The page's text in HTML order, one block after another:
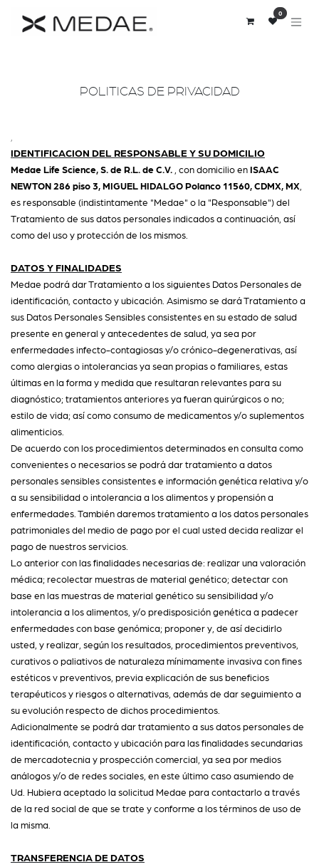
0
POLITICAS DE PRIVACIDAD
IDENTIFICACION DEL RESPONSABLE Y SU DOMICILIO
Medae Life Science, S. de R.L. de C.V.
, con domicilio enISAAC
NEWTON 286 piso 3, MIGUEL HIDALGO Polanco 11560, CDMX, MX
es responsable (indistintamente "Medae" o la "Responsable") del
Tratamiento de sus datos personales indicados a continuación, así
como del uso y protección de los mismos.
DATOS Y FINALIDADES
Medae podrá dar Tratamiento a los siguientes Datos Personales de
identificación, contacto y ubicación. Asimismo se dará Tratamiento a
sus Datos Personales Sensibles consistentes en su estado de salud
presente en general y antecedentes de salud, ya sea por
enfermedades infecto-contagiosas y/o crónico-degenerativas, así
como alergias o intolerancias ya sean propias o familiares, estas
últimas en la forma y medida que resultaran relevantes para su
diagnóstico; tratamientos anteriores ya fueran quirúrgicos o no;
estilo de vida; así como consumo de medicamentos y/o suplementos
alimenticios.
De acuerdo con los procedimientos determinados en consulta como
convenientes o necesarios se podrá dar tratamiento a datos
personales sensibles consistentes e información genética relativa y/o
a su sensibilidad o intolerancia a los alimentos y propensión a
enfermedades. También daremos tratamiento a los datos personales
patrimoniales del medio de pago por el cual usted decida realizar el
pago de nuestros servicios.
Lo anterior con las finalidades necesarias de: realizar una valoración
médica; recolectar muestras de material genético; detectar con
base en las muestras de material genético su sensibilidad y/o
intolerancia a los alimentos, y/o predisposición genética a padecer
enfermedades con base genómica; proponer y, de así decidirlo
usted, y realizar, según los resultados, procedimientos preventivos,
curativos o paliativos de naturaleza mínimamente invasiva con fines
estéticos v preventivos, previa explicación de sus beneficios
terapéuticos y riesgos o alternativas, además de dar seguimiento a
su evolución respecto de dichos procedimientos.
Adicionalmente se podrá dar tratamiento a sus datos personales de
identificación, contacto y ubicación para las finalidades secundarias
de mercadotecnia y prospección comercial, ya sea por medios
análogos y/o de redes sociales, en este último caso asumiendo de
Ud. Hubiera aceptado la solicitud Medae para contactarlo a través
de la red social de que se trate y conforme a los términos de uso de
la misma.
TRANSFERENCIA DE DATOS